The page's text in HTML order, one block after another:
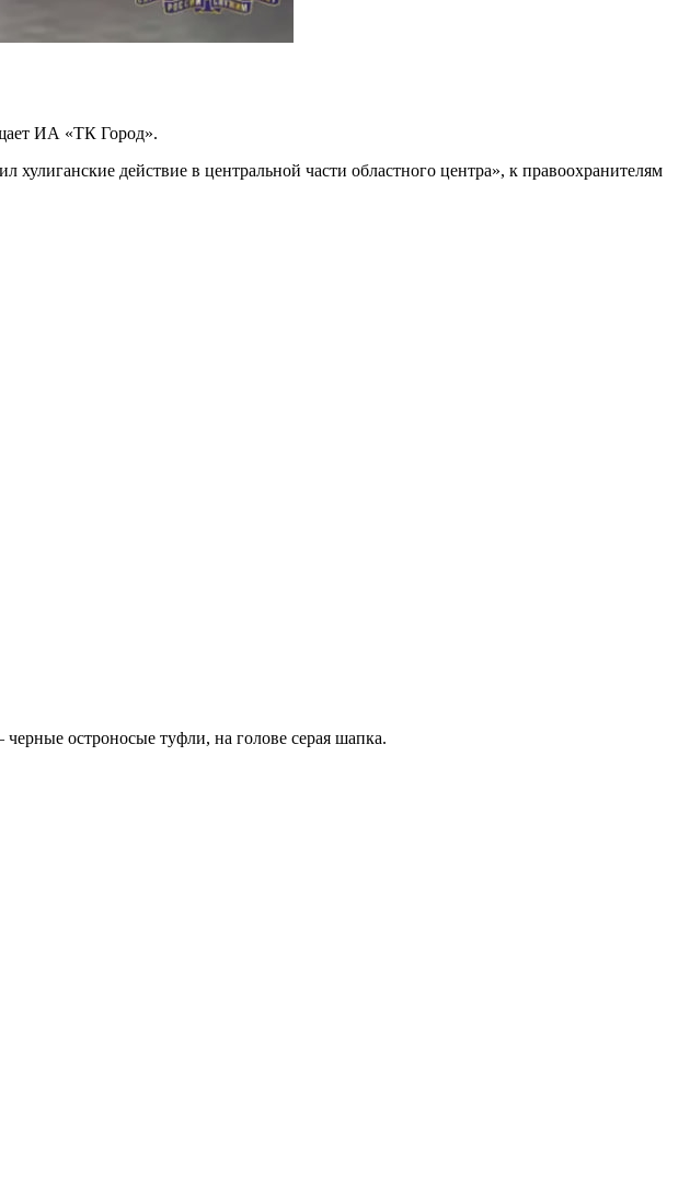
ИА «ТК Город».
действие в центральной части областного центра», к правоохранителям
остроносые туфли, на голове серая шапка.